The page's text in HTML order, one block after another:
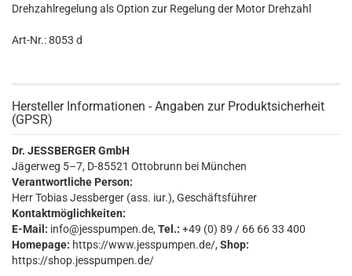
Drehzahlregelung als Option zur Regelung der Motor Drehzahl
Art-Nr.: 8053 d
Hersteller Informationen - Angaben zur Produktsicherheit
(GPSR)
Dr. JESSBERGER GmbH
Jägerweg 5–7, D-85521 Ottobrunn bei München
Verantwortliche Person:
Herr Tobias Jessberger (ass. iur.), Geschäftsführer
Kontaktmöglichkeiten:
E-Mail: info@jesspumpen.de, Tel.: +49 (0) 89 / 66 66 33 400
Homepage: https://www.jesspumpen.de/, Shop:
https://shop.jesspumpen.de/